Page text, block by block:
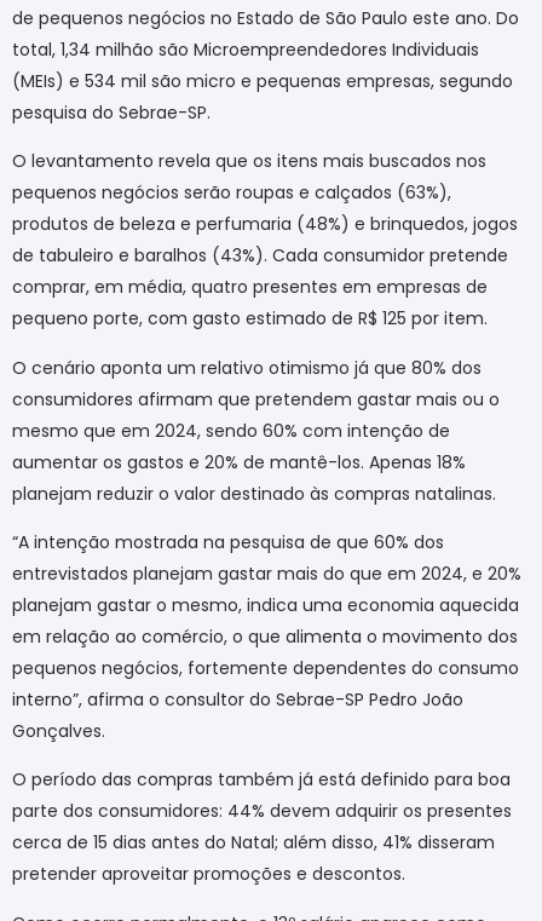
de pequenos negócios no Estado de São Paulo este ano. Do
total, 1,34 milhão são Microempreendedores Individuais
(MEIs) e 534 mil são micro e pequenas empresas, segundo
pesquisa do Sebrae-SP.
O levantamento revela que os itens mais buscados nos
pequenos negócios serão roupas e calçados (63%),
produtos de beleza e perfumaria (48%) e brinquedos, jogos
de tabuleiro e baralhos (43%). Cada consumidor pretende
comprar, em média, quatro presentes em empresas de
pequeno porte, com gasto estimado de R$ 125 por item.
O cenário aponta um relativo otimismo já que 80% dos
consumidores afirmam que pretendem gastar mais ou o
mesmo que em 2024, sendo 60% com intenção de
aumentar os gastos e 20% de mantê-los. Apenas 18%
planejam reduzir o valor destinado às compras natalinas.
“A intenção mostrada na pesquisa de que 60% dos
entrevistados planejam gastar mais do que em 2024, e 20%
planejam gastar o mesmo, indica uma economia aquecida
em relação ao comércio, o que alimenta o movimento dos
pequenos negócios, fortemente dependentes do consumo
interno”, afirma o consultor do Sebrae-SP Pedro João
Gonçalves.
O período das compras também já está definido para boa
parte dos consumidores: 44% devem adquirir os presentes
cerca de 15 dias antes do Natal; além disso, 41% disseram
pretender aproveitar promoções e descontos.